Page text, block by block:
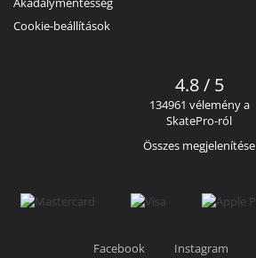
Cookie-beállítások
4.8 / 5
134961 vélemény a
SkatePro-ról
Összes megjelenítése
Facebook Instagram